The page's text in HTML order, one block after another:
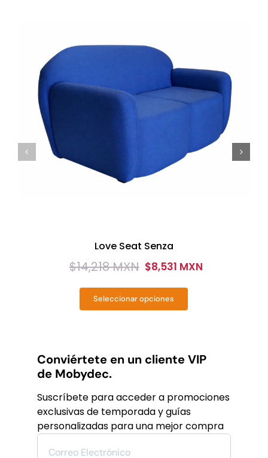
Love Seat Senza
$14,218 MXN
Original
price
$8,531 MXN
Current
price
Seleccionar opciones
Este
variantes.
Las
se
pueden
elegir
en
Conviértete en un cliente VIP
de Mobydec.
Suscríbete para acceder a promociones
exclusivas de temporada y guías
personalizadas para una mejor compra